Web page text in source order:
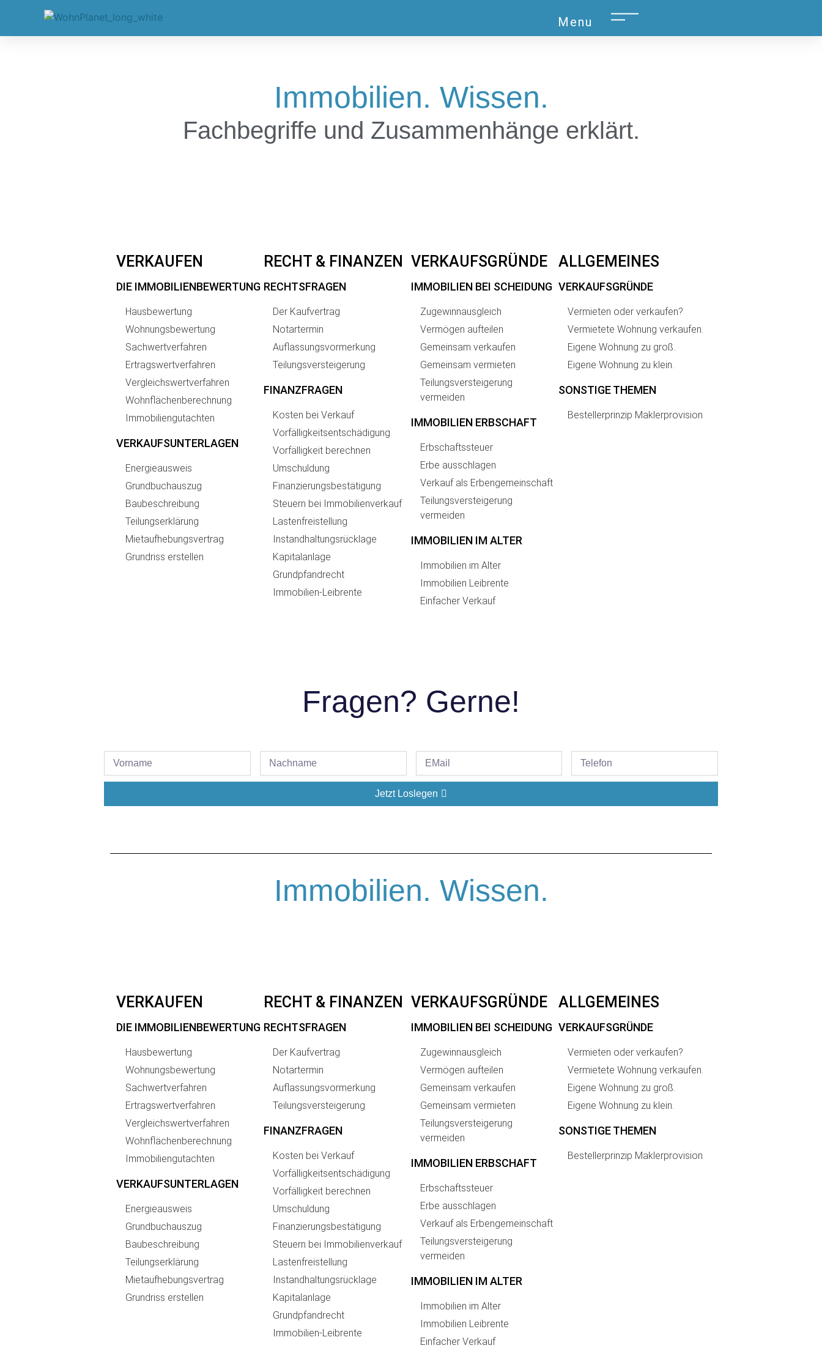
Menu
Immobilien. Wissen.
Fachbegriffe und Zusammenhänge erklärt.
VERKAUFEN
DIE IMMOBILIENBEWERTUNG
Hausbewertung
Wohnungsbewertung
Sachwertverfahren
Ertragswertverfahren
Vergleichswertverfahren
Wohnflächenberechnung
Immobiliengutachten
VERKAUFSUNTERLAGEN
Energieausweis
Grundbuchauszug
Baubeschreibung
Teilungserklärung
Mietaufhebungsvertrag
Grundriss erstellen
RECHT & FINANZEN
RECHTSFRAGEN
Der Kaufvertrag
Notartermin
Auflassungsvormerkung
Teilungsversteigerung
FINANZFRAGEN
Kosten bei Verkauf
Vorfälligkeitsentschädigung
Vorfälligkeit berechnen
Umschuldung
Finanzierungsbestätigung
Steuern bei Immobilienverkauf
Lastenfreistellung
Instandhaltungsrücklage
Kapitalanlage
Grundpfandrecht
Immobilien-Leibrente
VERKAUFSGRÜNDE
IMMOBILIEN BEI SCHEIDUNG
Zugewinnausgleich
Vermögen aufteilen
Gemeinsam verkaufen
Gemeinsam vermieten
Teilungsversteigerung
vermeiden
IMMOBILIEN ERBSCHAFT
Erbschaftssteuer
Erbe ausschlagen
Verkauf als Erbengemeinschaft
Teilungsversteigerung
vermeiden
IMMOBILIEN IM ALTER
Immobilien im Alter
Immobilien Leibrente
Einfacher Verkauf
ALLGEMEINES
VERKAUFSGRÜNDE
Vermieten oder verkaufen?
Vermietete Wohnung verkaufen.
Eigene Wohnung zu groß.
Eigene Wohnung zu klein.
SONSTIGE THEMEN
Bestellerprinzip Maklerprovision
Fragen? Gerne!
Jetzt Loslegen
Immobilien. Wissen.
VERKAUFEN
DIE IMMOBILIENBEWERTUNG
Hausbewertung
Wohnungsbewertung
Sachwertverfahren
Ertragswertverfahren
Vergleichswertverfahren
Wohnflächenberechnung
Immobiliengutachten
VERKAUFSUNTERLAGEN
Energieausweis
Grundbuchauszug
Baubeschreibung
Teilungserklärung
Mietaufhebungsvertrag
Grundriss erstellen
RECHT & FINANZEN
RECHTSFRAGEN
Der Kaufvertrag
Notartermin
Auflassungsvormerkung
Teilungsversteigerung
FINANZFRAGEN
Kosten bei Verkauf
Vorfälligkeitsentschädigung
Vorfälligkeit berechnen
Umschuldung
Finanzierungsbestätigung
Steuern bei Immobilienverkauf
Lastenfreistellung
Instandhaltungsrücklage
Kapitalanlage
Grundpfandrecht
Immobilien-Leibrente
VERKAUFSGRÜNDE
IMMOBILIEN BEI SCHEIDUNG
Zugewinnausgleich
Vermögen aufteilen
Gemeinsam verkaufen
Gemeinsam vermieten
Teilungsversteigerung
vermeiden
IMMOBILIEN ERBSCHAFT
Erbschaftssteuer
Erbe ausschlagen
Verkauf als Erbengemeinschaft
Teilungsversteigerung
vermeiden
IMMOBILIEN IM ALTER
Immobilien im Alter
Immobilien Leibrente
Einfacher Verkauf
ALLGEMEINES
VERKAUFSGRÜNDE
Vermieten oder verkaufen?
Vermietete Wohnung verkaufen.
Eigene Wohnung zu groß.
Eigene Wohnung zu klein.
SONSTIGE THEMEN
Bestellerprinzip Maklerprovision